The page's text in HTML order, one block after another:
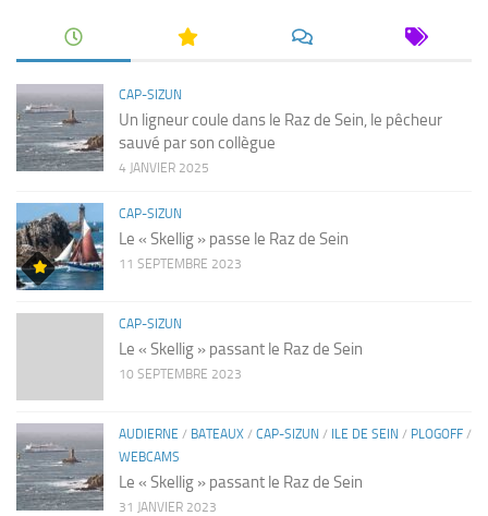
CAP-SIZUN
Un ligneur coule dans le Raz de Sein, le pêcheur
sauvé par son collègue
4 JANVIER 2025
CAP-SIZUN
Le « Skellig » passe le Raz de Sein
11 SEPTEMBRE 2023
CAP-SIZUN
Le « Skellig » passant le Raz de Sein
10 SEPTEMBRE 2023
AUDIERNE / BATEAUX / CAP-SIZUN / ILE DE SEIN / PLOGOFF /
WEBCAMS
Le « Skellig » passant le Raz de Sein
31 JANVIER 2023